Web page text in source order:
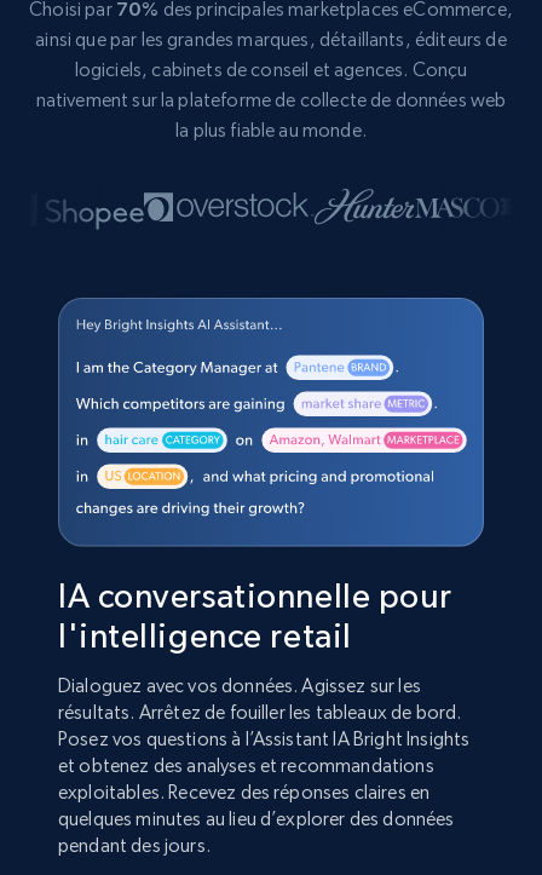
Choisi par 70% des principales marketplaces eCommerce,
ainsi que par les grandes marques, détaillants, éditeurs de
logiciels, cabinets de conseil et agences. Conçu
nativement sur la plateforme de collecte de données web
la plus fiable au monde.
IA conversationnelle pour
l'intelligence retail
Dialoguez avec vos données. Agissez sur les
résultats. Arrêtez de fouiller les tableaux de bord.
Posez vos questions à l’Assistant IA Bright Insights
et obtenez des analyses et recommandations
exploitables. Recevez des réponses claires en
quelques minutes au lieu d’explorer des données
pendant des jours.